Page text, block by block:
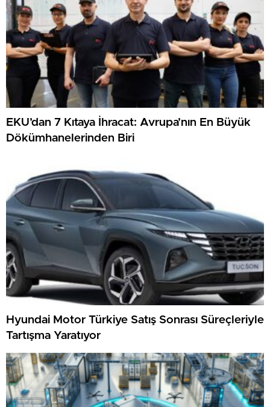
EKU’dan 7 Kıtaya İhracat: Avrupa’nın En Büyük
Dökümhanelerinden Biri
Hyundai Motor Türkiye Satış Sonrası Süreçleriyle
Tartışma Yaratıyor